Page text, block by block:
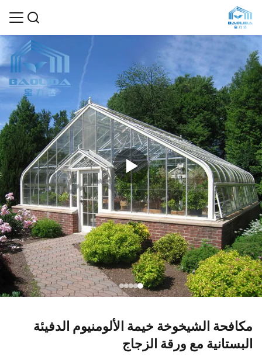
مكافحة الشيخوخة خيمة الألومنيوم الدفيئة
البستانية مع ورقة الزجاج